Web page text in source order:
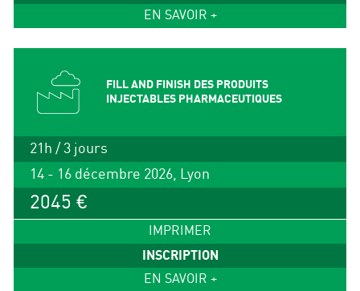
EN SAVOIR +
FILL AND FINISH DES PRODUITS
INJECTABLES PHARMACEUTIQUES
21h / 3 jours
14 - 16 décembre 2026, Lyon
2045 €
IMPRIMER
INSCRIPTION
EN SAVOIR +